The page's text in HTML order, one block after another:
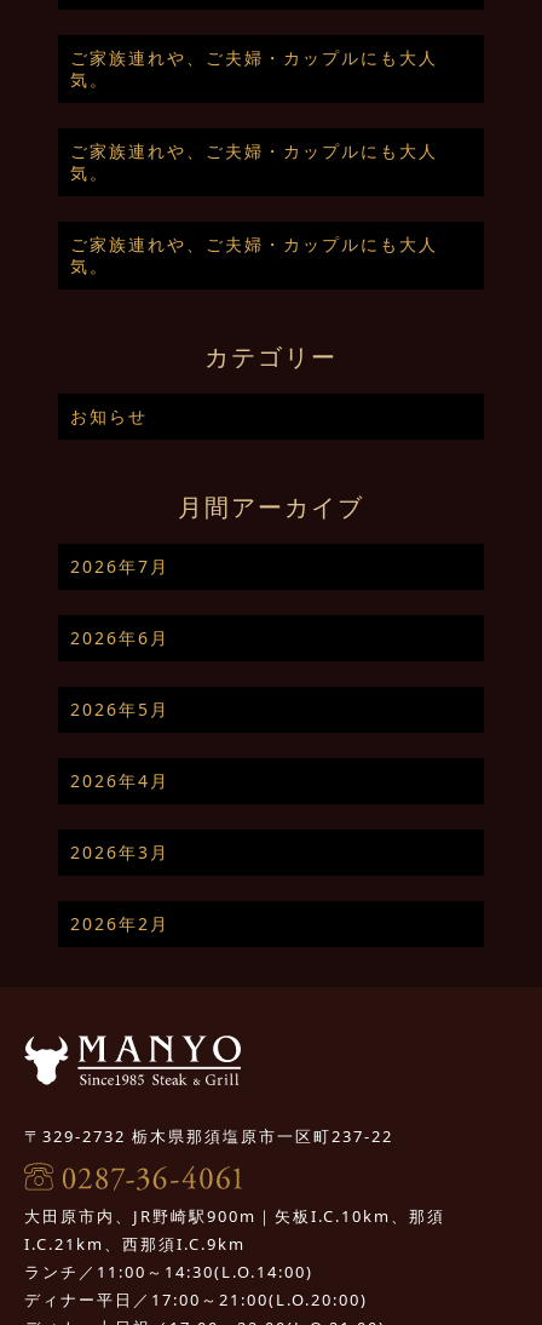
ご家族連れや、ご夫婦・カップルにも大人
気。
ご家族連れや、ご夫婦・カップルにも大人
気。
ご家族連れや、ご夫婦・カップルにも大人
気。
カテゴリー
お知らせ
月間アーカイブ
2026年7月
2026年6月
2026年5月
2026年4月
2026年3月
2026年2月
〒329-2732 栃木県那須塩原市一区町237-22
大田原市内、JR野崎駅900m｜矢板I.C.10km、那須
I.C.21km、西那須I.C.9km
ランチ／11:00～14:30(L.O.14:00)
ディナー平日／17:00～21:00(L.O.20:00)